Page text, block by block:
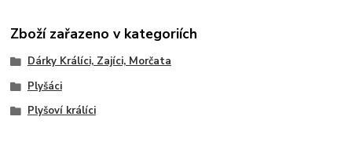
Zboží zařazeno v kategoriích
Dárky Králíci, Zajíci, Morčata
Plyšáci
Plyšoví králíci